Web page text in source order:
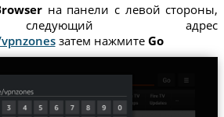
на панели с левой стороны,
адрес
затем нажмите Go